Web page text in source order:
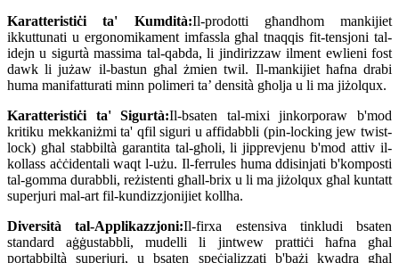
Karatteristiċi ta' Kumdità:Il-prodotti għandhom mankijiet
ikkuttunati u ergonomikament imfassla għal tnaqqis fit-tensjoni tal-
idejn u sigurtà massima tal-qabda, li jindirizzaw ilment ewlieni fost
dawk li jużaw il-bastun għal żmien twil. Il-mankijiet ħafna drabi
huma manifatturati minn polimeri ta’ densità għolja u li ma jiżolqux.
Karatteristiċi ta' Sigurtà:Il-bsaten tal-mixi jinkorporaw b'mod
kritiku mekkaniżmi ta' qfil siguri u affidabbli (pin-locking jew twist-
lock) għal stabbiltà garantita tal-għoli, li jipprevjenu b'mod attiv il-
kollass aċċidentali waqt l-użu. Il-ferrules huma ddisinjati b'komposti
tal-gomma durabbli, reżistenti għall-brix u li ma jiżolqux għal kuntatt
superjuri mal-art fil-kundizzjonijiet kollha.
Diversità tal-Applikazzjoni:Il-firxa estensiva tinkludi bsaten
standard aġġustabbli, mudelli li jintwew prattiċi ħafna għal
portabbiltà superjuri, u bsaten speċjalizzati b'bażi ​​kwadra għal